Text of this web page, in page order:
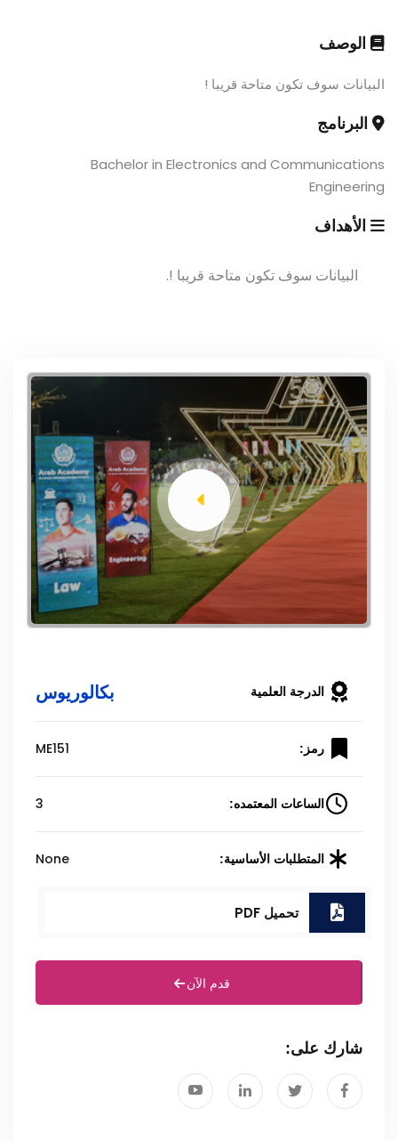
الوصف
البيانات سوف تكون متاحة قريبا !
البرنامج
Bachelor in Electronics and Communications
Engineering
الأهداف
البيانات سوف تكون متاحة قريبا !.
الدرجة العلمية بكالوريوس
رمز: ME151
الساعات المعتمده: 3
المتطلبات الأساسية: None
تحميل PDF
قدم الآن
شارك على: